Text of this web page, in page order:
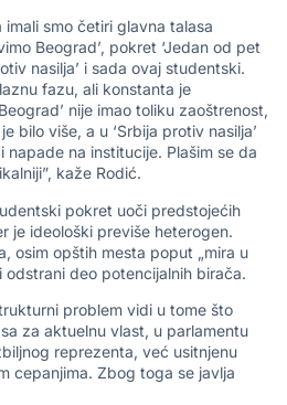
smo četiri glavna talasa
Beograd’, pokret ‘Jedan od pet
nasilja’ i sada ovaj studentski.
fazu, ali konstanta je
nije imao toliku zaoštrenost,
bilo više, a u ‘Srbija protiv nasilja’
napade na institucije. Plašim se da
kaže Rodić.
pokret uoči predstojećih
je ideološki previše heterogen.
osim opštih mesta poput „mira u
odstrani deo potencijalnih birača.
problem vidi u tome što
za aktuelnu vlast, u parlamentu
reprezenta, već usitnjenu
cepanjima. Zbog toga se javlja